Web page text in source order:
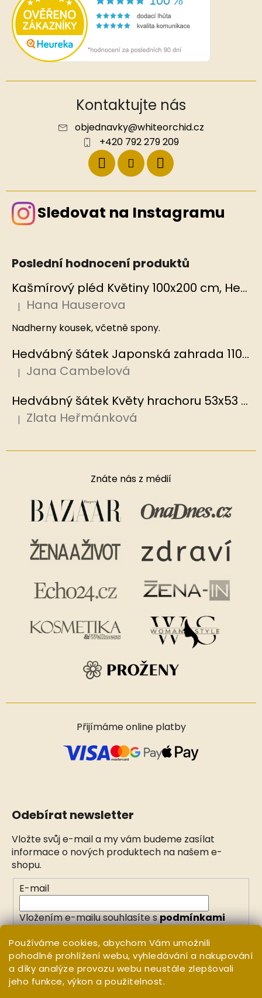
Používáme cookies, abychom Vám umožnili
pohodlné prohlížení webu, vyhledávání a nakupování
a díky analýze provozu webu neustále zlepšovali
jeho funkce, výkon a použitelnost.
Kontaktujte nás
objednavky@whiteorchid.cz
+420 792 279 209
Sledovat na Instagramu
Poslední hodnocení produktů
Kašmírový pléd Květiny 100x200 cm, Hedvábný svět
Hodnocení produktu je 5 z 5 hvězdiček.
| Hana Hauserova
Nadherny kousek, včetně spony.
Hedvábný šátek Japonská zahrada 110x110 cm v dárkovém balení, HEDVÁBNÝ SVĚT
Hodnocení produktu je 5 z 5 hvězdiček.
| Jana Cambelová
Hedvábný šátek Květy hrachoru 53x53 cm v dárkovém balení, HEDVÁBNÝ SVĚT
Hodnocení produktu je 5 z 5 hvězdiček.
| Zlata Heřmánková
Znáte nás z médií
Přijímáme online platby
Odebírat newsletter
Vložte svůj e-mail a my vám budeme zasílat
informace o nových produktech na našem e-
shopu.
E-mail
Vložením e-mailu souhlasíte spodmínkami
PŘIHLÁSIT SE